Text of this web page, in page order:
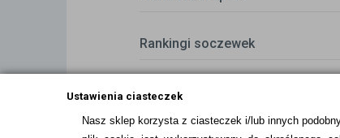
Ustawienia ciasteczek
Nasz sklep korzysta z ciasteczek i/lub innych
Rankingi soczewek
Zwrot (odstąpienie od umowy)